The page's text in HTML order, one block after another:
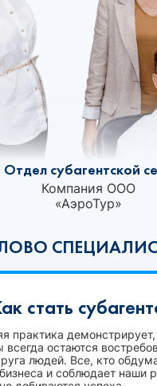
Отдел субагентской
Компания ООО
«АэроТур»‎
стать
практика демонстрирует,
всегда остаются
людей. Все, кто
и соблюдает наши